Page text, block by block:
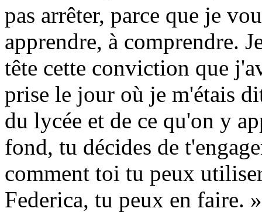
pas arrêter, parce que je
apprendre, à comprendre.
tête cette conviction que
prise le jour où je m'étais
du lycée et de ce qu'on y
fond, tu décides de
comment toi tu peux
Federica, tu peux en faire. »